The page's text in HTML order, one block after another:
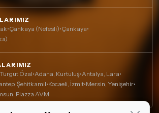
•Çankaya (Nefesli)•Çankaya•
Özal•Adana, Kurtuluş•Antalya, Lara•
Şehitkamil•Kocaeli, İzmit•Mersin, Yenişehir•
Piazza AVM